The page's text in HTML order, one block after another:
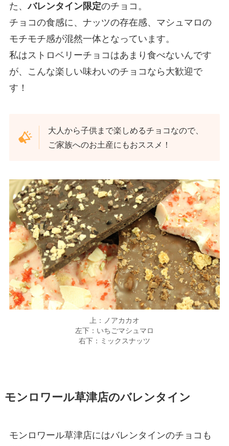
た、バレンタイン限定のチョコ。
チョコの食感に、ナッツの存在感、マシュマロの
モチモチ感が混然一体となっています。
私はストロベリーチョコはあまり食べないんです
が、こんな楽しい味わいのチョコなら大歓迎で
す！
大人から子供まで楽しめるチョコなので、
ご家族へのお土産にもおススメ！
上：ノアカカオ
左下：いちごマシュマロ
右下：ミックスナッツ
モンロワール草津店のバレンタイン
モンロワール草津店にはバレンタインのチョコも